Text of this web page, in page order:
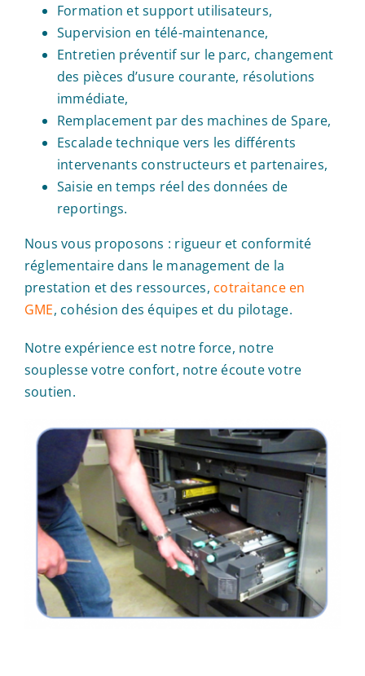
Formation et support utilisateurs,
Supervision en télé-maintenance,
Entretien préventif sur le parc, changement
des pièces d’usure courante, résolutions
immédiate,
Remplacement par des machines de Spare,
Escalade technique vers les différents
intervenants constructeurs et partenaires,
Saisie en temps réel des données de
reportings.
Nous vous proposons : rigueur et conformité
réglementaire dans le management de la
prestation et des ressources, cotraitance en
GME, cohésion des équipes et du pilotage.
Notre expérience est notre force, notre
souplesse votre confort, notre écoute votre
soutien.